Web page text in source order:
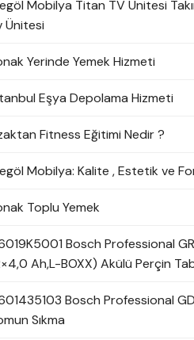
Mobilya Titan TV Ünitesi
Ünitesi
Yerinde Yemek Hizmeti
Eşya Depolama Hizmeti
Fitness Eğitimi Nedir ?
Mobilya: Kalite , Estetik ve
Toplu Yemek
Bosch Professional
Ah,L-BOXX) Akülü Perçin
Bosch Professional
Sıkma